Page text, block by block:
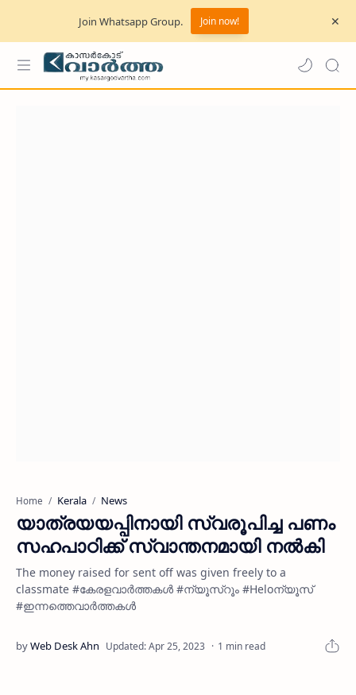
Join Whatsapp Group. Join now!
Home Kerala News
യാത്രയയപ്പിനായി സ്വരൂപിച്ച പണം
സഹപാഠിക്ക് സ്വാന്തനമായി നൽകി
The money raised for sent off was given freely to a
classmate #കേരളവാർത്തകൾ #ന്യൂസ്റൂം #Heloന്യൂസ്
#ഇന്നത്തെവാർത്തകൾ
1 min read